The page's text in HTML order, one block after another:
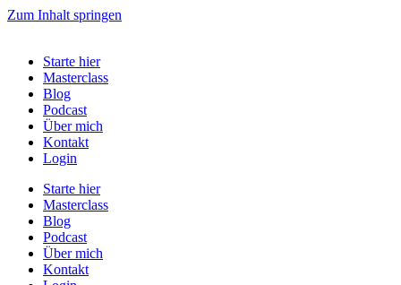
Zum Inhalt springen
Starte hier
Masterclass
Blog
Podcast
Über mich
Kontakt
Login
Starte hier
Masterclass
Blog
Podcast
Über mich
Kontakt